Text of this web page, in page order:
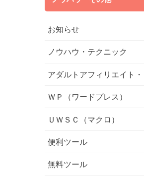
お知らせ
ノウハウ・テクニック
アダルトアフィリエイト
ＷＰ（ワードプレス）
ＵＷＳＣ（マクロ）
便利ツール
無料ツール